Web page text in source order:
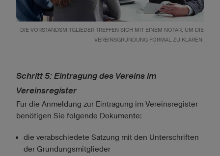
DIE VORSTANDSMITGLIEDER TREFFEN SICH MIT EINEM NOTAR, UM DIE
VEREINSGRÜNDUNG FORMAL ZU KLÄREN.
Schritt 5: Eintragung des Vereins im
Vereinsregister
Für die Anmeldung zur Eintragung im Vereinsregister
benötigen Sie folgende Dokumente:
die verabschiedete Satzung mit den Unterschriften
der Gründungsmitglieder